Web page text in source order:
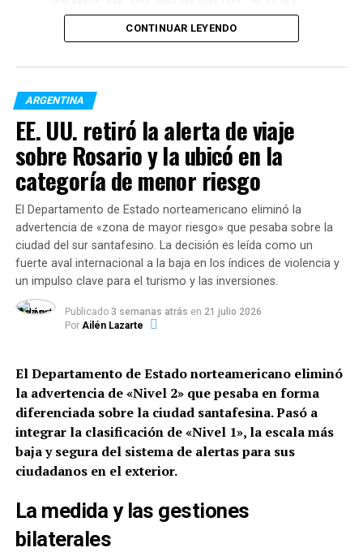
“Después de haber analizado exhaustivamente los
escuela en la vida de los niños, niñas y adolescentes en
lo referido a los aspectos educativos, culturales, de
educación física, sociales, sanitarios, nutricionales,
enfatizamos queel derecho a la educación es
fundamental y que la tarea docente con los
educandos y sus familias es esencial. En este
marco,la Sociedad Argentina de Pediatría cree que
la vuelta a las escuelas en la modalidad presencial
es imprescindible”, dice el documento.
Según explicó el doctor
documentado hace algunos meses el impacto emocional
depresión por no vincularse”.
Sin embargo, la SAP aclaró queel retorno a las aulas
no debe ser del 100% ya que es necesario garantizar
las condiciones para cumplir con el distanciamiento
social.
“Por supuesto que la observación de las diferentes
realidades epidemiológicas existentes en nuestro
país y el cumplimiento estricto de los protocolos
pero tiene sus
particularidades. Si bien no
hubo un sistema de
segregación racial
legalizado como en Estados
Unidos o Sudáfrica, si hoy
tuviéramos que pensar en
un grupo de personas que
viven en un barrio privado o
country, ¿cómo nos las
imaginamos? ¿Cómo se
ven? Y si trabajan en la
recolección de residuos o
se encuentran
encarceladas, ¿qué color de
piel tendrían? Lejos de
tener un sistema de
segregación racial
legalizado, lo tenemos
completamente
CONTINUAR LEYENDO
ARGENTINA
EE. UU. retiró la alerta de viaje
sobre Rosario y la ubicó en la
categoría de menor riesgo
El Departamento de Estado norteamericano eliminó la
advertencia de «zona de mayor riesgo» que pesaba sobre la
ciudad del sur santafesino. La decisión es leída como un
fuerte aval internacional a la baja en los índices de violencia y
un impulso clave para el turismo y las inversiones.
Publicado 3 semanas atrás en 21 julio 2026
Por Ailén Lazarte
El Departamento de Estado norteamericano eliminó
la advertencia de «Nivel 2» que pesaba en forma
diferenciada sobre la ciudad santafesina.Pasó a
integrar la clasificación de «Nivel 1», la escala más
baja y segura del sistema de alertas para sus
ciudadanos en el exterior.
La medida y las gestiones
bilaterales